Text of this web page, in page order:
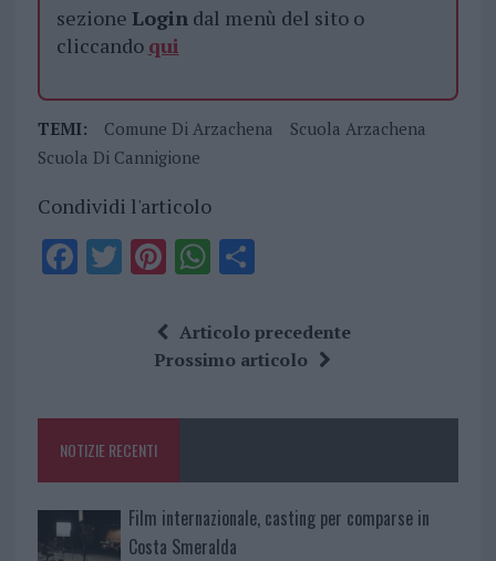
sezione Logindal menù del sito o
cliccando qui
TEMI: Comune Di Arzachena
Scuola Arzachena
Scuola Di Cannigione
Condividi l'articolo
F
o
k
T Pi
te
re
W
at
s
p
S
a
re
Articolo precedente
Prossimo articolo
NOTIZIE RECENTI
Film internazionale, casting per comparse in
Costa Smeralda